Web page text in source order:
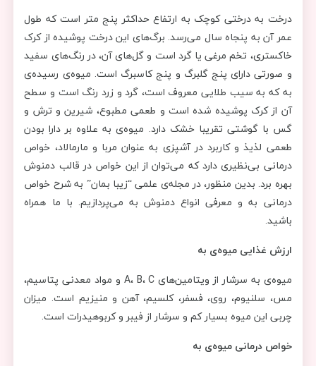
درخت به درختی کوچک به ارتفاع حداکثر پنج متر است که طول
عمر آن به پنجاه سال می‌رسد. برگ‌های این درخت پوشیده از کرک
خاکستری، تخم مرغی یا گرد است و گل‌های آن، در رنگ‌های سفید
و صورتی دارای پنج گلبرگ و پنج کاسبرگ است. میوه‌ی رسیده‌ی
به که به سیب طلایی معروف است، گرد و زرد رنگ است و سطح
آن از کرک پوشیده شده است و طعمی مطبوع، شیرین و ترش و
گس با گوشتی تقریبا خشک دارد. میوه‌ی به علاوه بر دارا بودن
طعمی لذیذ و کاربرد در آشپزی به عنوان مربا و مارمالاد، خواص
درمانی بی‌نظیری دارد که می‌توان از این خواص در قالب دمنوش
بهره برد. بدین منظور، در مجله‌ی علمی “زیبا بمان” به شرح خواص
درمانی به و معرفی انواع دمنوش به می‌پردازیم. با ما همراه
باشید.
ارزش غذایی میوه‌ی به
میوه‌ی به سرشار از ویتامین‌های A، B، C و مواد معدنی پتاسیم،
مس، سلنیوم، روی، فسفر، کلسیم، آهن و منیزیم است. میزان
چربی این میوه بسیار کم و سرشار از فیبر و کربوهیدرات است.
خواص درمانی میوه‌ی به